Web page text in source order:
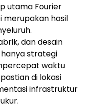
utama Fourier
hasil
dan desain
strategi
waktu
di lokasi
infrastruktur